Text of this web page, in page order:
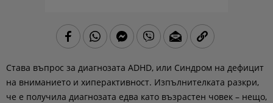
Става въпрос за диагнозата ADHD, или Синдром на дефицит
на вниманието и хиперактивност. Изпълнителката разкри,
че е получила диагнозата едва като възрастен човек – нещо,